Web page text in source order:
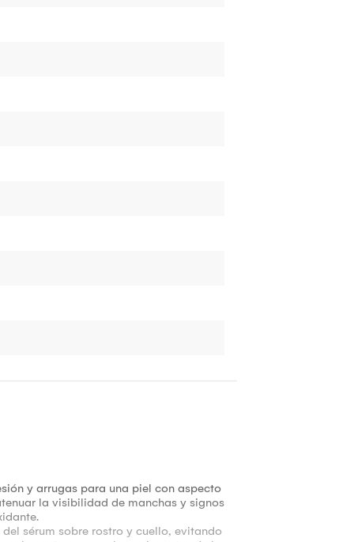
y arrugas para una piel con aspecto
la visibilidad de manchas y signos
sérum sobre rostro y cuello, evitando